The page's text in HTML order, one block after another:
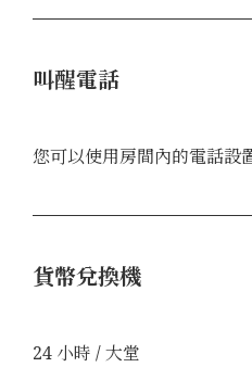
叫醒電話
您可以使用房間內的電話設
貨幣兌換機
24 小時 / 大堂